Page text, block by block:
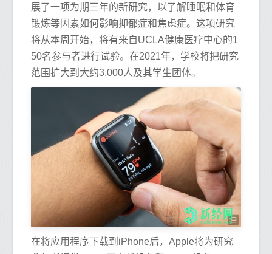
展了一项为期三年的新研究，以了解睡眠和体育
锻炼等因素如何影响抑郁症和焦虑症。这项研究
将从本周开始，将有来自UCLA健康医疗中心的1
50名参与者进行试验。在2021年，学校将把研究
范围扩大到大约3,000人及其学生团体。
在将应用程序下载到iPhone后，Apple将为研究